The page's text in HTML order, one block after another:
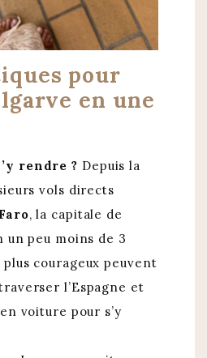
pour
en une
rendre ? Depuis la
vols directs
Faro, la capitale de
un peu moins de 3
courageux peuvent
l’Espagne et
voiture pour s’y